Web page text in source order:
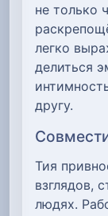
не только
легко
делиться
другу.
Тия
взглядов,
людях.